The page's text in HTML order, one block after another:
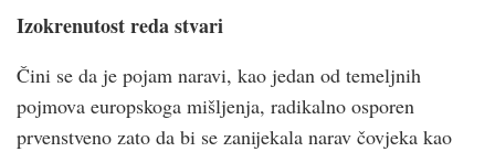
Izokrenutost reda stvari
Čini se da je pojam naravi, kao jedan od temeljnih
pojmova europskoga mišljenja, radikalno osporen
prvenstveno zato da bi se zanijekala narav čovjeka kao